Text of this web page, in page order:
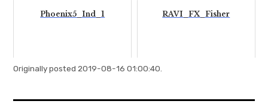
Phoenix5_Ind_1 RAVI_FX_Fisher
Originally posted 2019-08-16 01:00:40.